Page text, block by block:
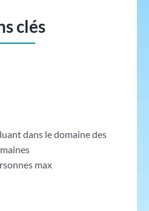
clés
dans le domaine des
max